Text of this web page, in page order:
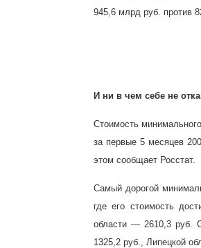
945,6 млрд руб. против
И ни в чем себе не
Стоимость
за первые 5 месяцев
этом сообщает Росстат.
Самый дорогой
где его стоимость
области — 2610,3 руб.
1325,2 руб., Липецкой